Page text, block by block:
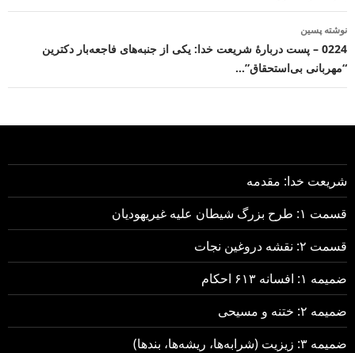
نوشته پسین
0224 – پست دربارهٔ شریعت خدا: یکی از جنبه‌های فاجعه‌بار دکترین
“مهربانی بی‌استحقاق”…
شریعت خدا: مقدمه
قسمت ۱: طرح بزرگ شیطان علیه غیریهودیان
قسمت ۲: نقشه دروغین نجات
ضمیمه ۱: افسانه ۶۱۳ احکام
ضمیمه ۲: ختنه و مسیحی
ضمیمه ۳: زیزیت (شرابه‌ها، ریشه‌ها، بندها)